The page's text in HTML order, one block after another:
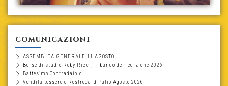
comunicazioni
ASSEMBLEA GENERALE 11 AGOSTO
Borse di studio Roby Ricci, il bando dell’edizione 2026
Battesimo Contradaiolo
Vendita tessere e Rostrocard Palio Agosto 2026